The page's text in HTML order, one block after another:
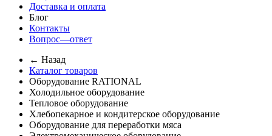
Доставка и оплата
Блог
Контакты
Вопрос—ответ
← Назад
Каталог товаров
Оборудование RATIONAL
Холодильное оборудование
Тепловое оборудование
Хлебопекарное и кондитерское оборудование
Оборудование для переработки мяса